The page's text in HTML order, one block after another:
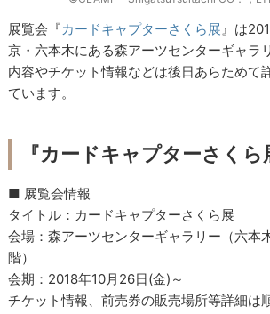
展覧会『カードキャプターさくら展』は
京・六本木にある森アーツセンターギャラ
内容やチケット情報などは後日あらためて
ています。
『カードキャプターさく
■ 展覧会情報
タイトル：カードキャプターさくら展
会場：森アーツセンターギャラリー（六本
階）
会期：2018年10月26日(金)～
チケット情報、前売券の販売場所等詳細は